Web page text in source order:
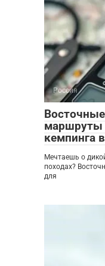
Россия
маршруты
кемпинга
Мечтаешь о
походах?
для